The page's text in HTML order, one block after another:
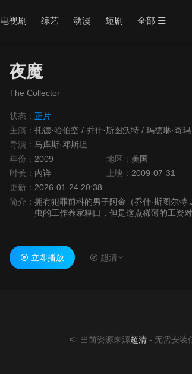
电视剧 综艺 动漫 短剧 全部
夜魔
The Collector
状态： 正片
主演： 托德·哈伯空 / 乔什·斯图沃特 / 玛德琳·奇玛
导演： 马库斯·邓斯坦
年份： 2009 地区： 美国
时长： 内详 上映： 2009-07-31
更新： 2026-01-24 20:38
简介： 拥有犯罪前科的男子阿金（乔什·斯图尔
虫的工作养家糊口，但是这点稀薄的工资
立即播放 超清
当前资源来源超清- 无需安装任何插